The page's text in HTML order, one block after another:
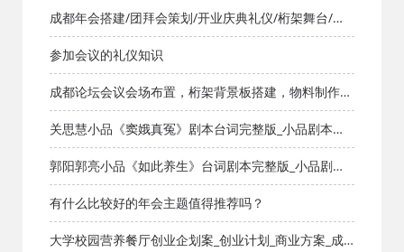
成都年会搭建/团拜会策划/开业庆典礼仪/桁架舞台/灯
光音响/显示屏租赁
参加会议的礼仪知识
成都论坛会议会场布置，桁架背景板搭建，物料制作，
启动道具，摄影摄像直播
关思慧小品《窦娥真冤》剧本台词完整版_小品剧本库_
知识库_成都活动公司网_策划网_方案网_文案网_文档网
郭阳郭亮小品《如此养生》台词剧本完整版_小品剧本
库_知识库_成都活动公司网_策划网_方案网_文案网_文
档网
有什么比较好的年会主题值得推荐吗？
大学校园营养餐厅创业企划案_创业计划_商业方案_成